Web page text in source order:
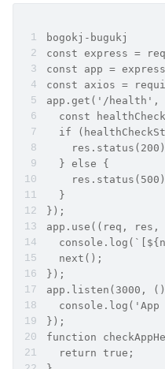
bogokj-bugukj
const express =
const app =
const axios =
app.get('/health',
const
if
  } else {
  }
});
app.use((req, res,
  next();
});
app.listen(3000,
console.log('App
});
function
  return true;